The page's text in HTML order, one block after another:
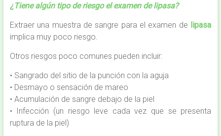
¿Tiene algún tipo de riesgo el examen de lipasa?
Extraer una muestra de sangre para el examen de lipasa
implica muy poco riesgo.
Otros riesgos poco comunes pueden incluir:
• Sangrado del sitio de la punción con la aguja
• Desmayo o sensación de mareo
• Acumulación de sangre debajo de la piel
• Infección (un riesgo leve cada vez que se presenta
ruptura de la piel)